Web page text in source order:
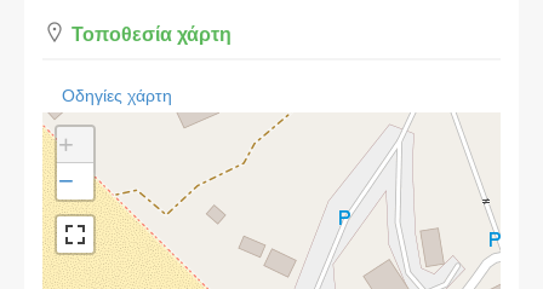
Τοποθεσία χάρτη
Οδηγίες χάρτη
+
−